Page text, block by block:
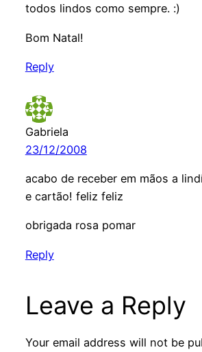
todos lindos como sempre. :)
Bom Natal!
Reply
Gabriela
23/12/2008
acabo de receber em mãos a
e cartão! feliz feliz
obrigada rosa pomar
Reply
Leave a Reply
Your email address will not be